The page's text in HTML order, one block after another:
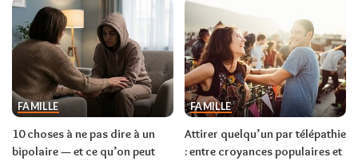
FAMILLE
10 choses à ne pas dire à un
bipolaire — et ce qu’on peut
FAMILLE
Attirer quelqu’un par télépathie
: entre croyances populaires et